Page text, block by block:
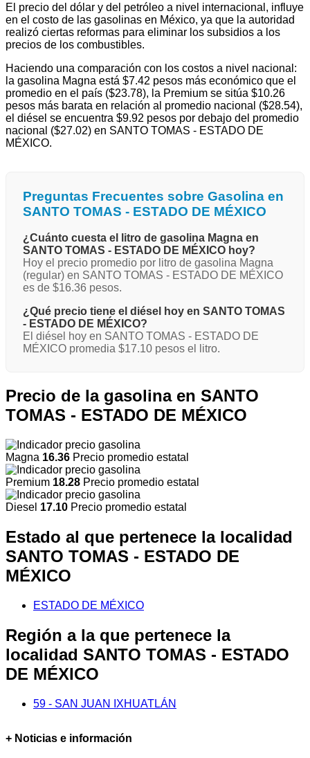
El precio del dólar y del petróleo a nivel internacional, influye
en el costo de las gasolinas en México, ya que la autoridad
realizó ciertas reformas para eliminar los subsidios a los
precios de los combustibles.
Haciendo una comparación con los costos a nivel nacional:
la gasolina Magna está $7.42 pesos más económico que el
promedio en el país ($23.78), la Premium se sitúa $10.26
pesos más barata en relación al promedio nacional ($28.54),
el diésel se encuentra $9.92 pesos por debajo del promedio
nacional ($27.02) en SANTO TOMAS - ESTADO DE
MÉXICO.
Preguntas Frecuentes sobre Gasolina en
SANTO TOMAS - ESTADO DE MÉXICO
¿Cuánto cuesta el litro de gasolina Magna en
SANTO TOMAS - ESTADO DE MÉXICO hoy?
Hoy el precio promedio por litro de gasolina Magna
(regular) en SANTO TOMAS - ESTADO DE MÉXICO
es de $16.36 pesos.
¿Qué precio tiene el diésel hoy en SANTO TOMAS
- ESTADO DE MÉXICO?
El diésel hoy en SANTO TOMAS - ESTADO DE
MÉXICO promedia $17.10 pesos el litro.
Precio de la gasolina en SANTO
TOMAS - ESTADO DE MÉXICO
Magna 16.36 Precio promedio estatal
Premium 18.28 Precio promedio estatal
Diesel 17.10 Precio promedio estatal
Estado al que pertenece la localidad
SANTO TOMAS - ESTADO DE
MÉXICO
ESTADO DE MÉXICO
Región a la que pertenece la
localidad SANTO TOMAS - ESTADO
DE MÉXICO
59 - SAN JUAN IXHUATLÁN
+ Noticias e información